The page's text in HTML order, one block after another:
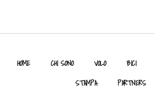
HOME CHI SONO VOLO BICI
STAMPA
PARTNERS